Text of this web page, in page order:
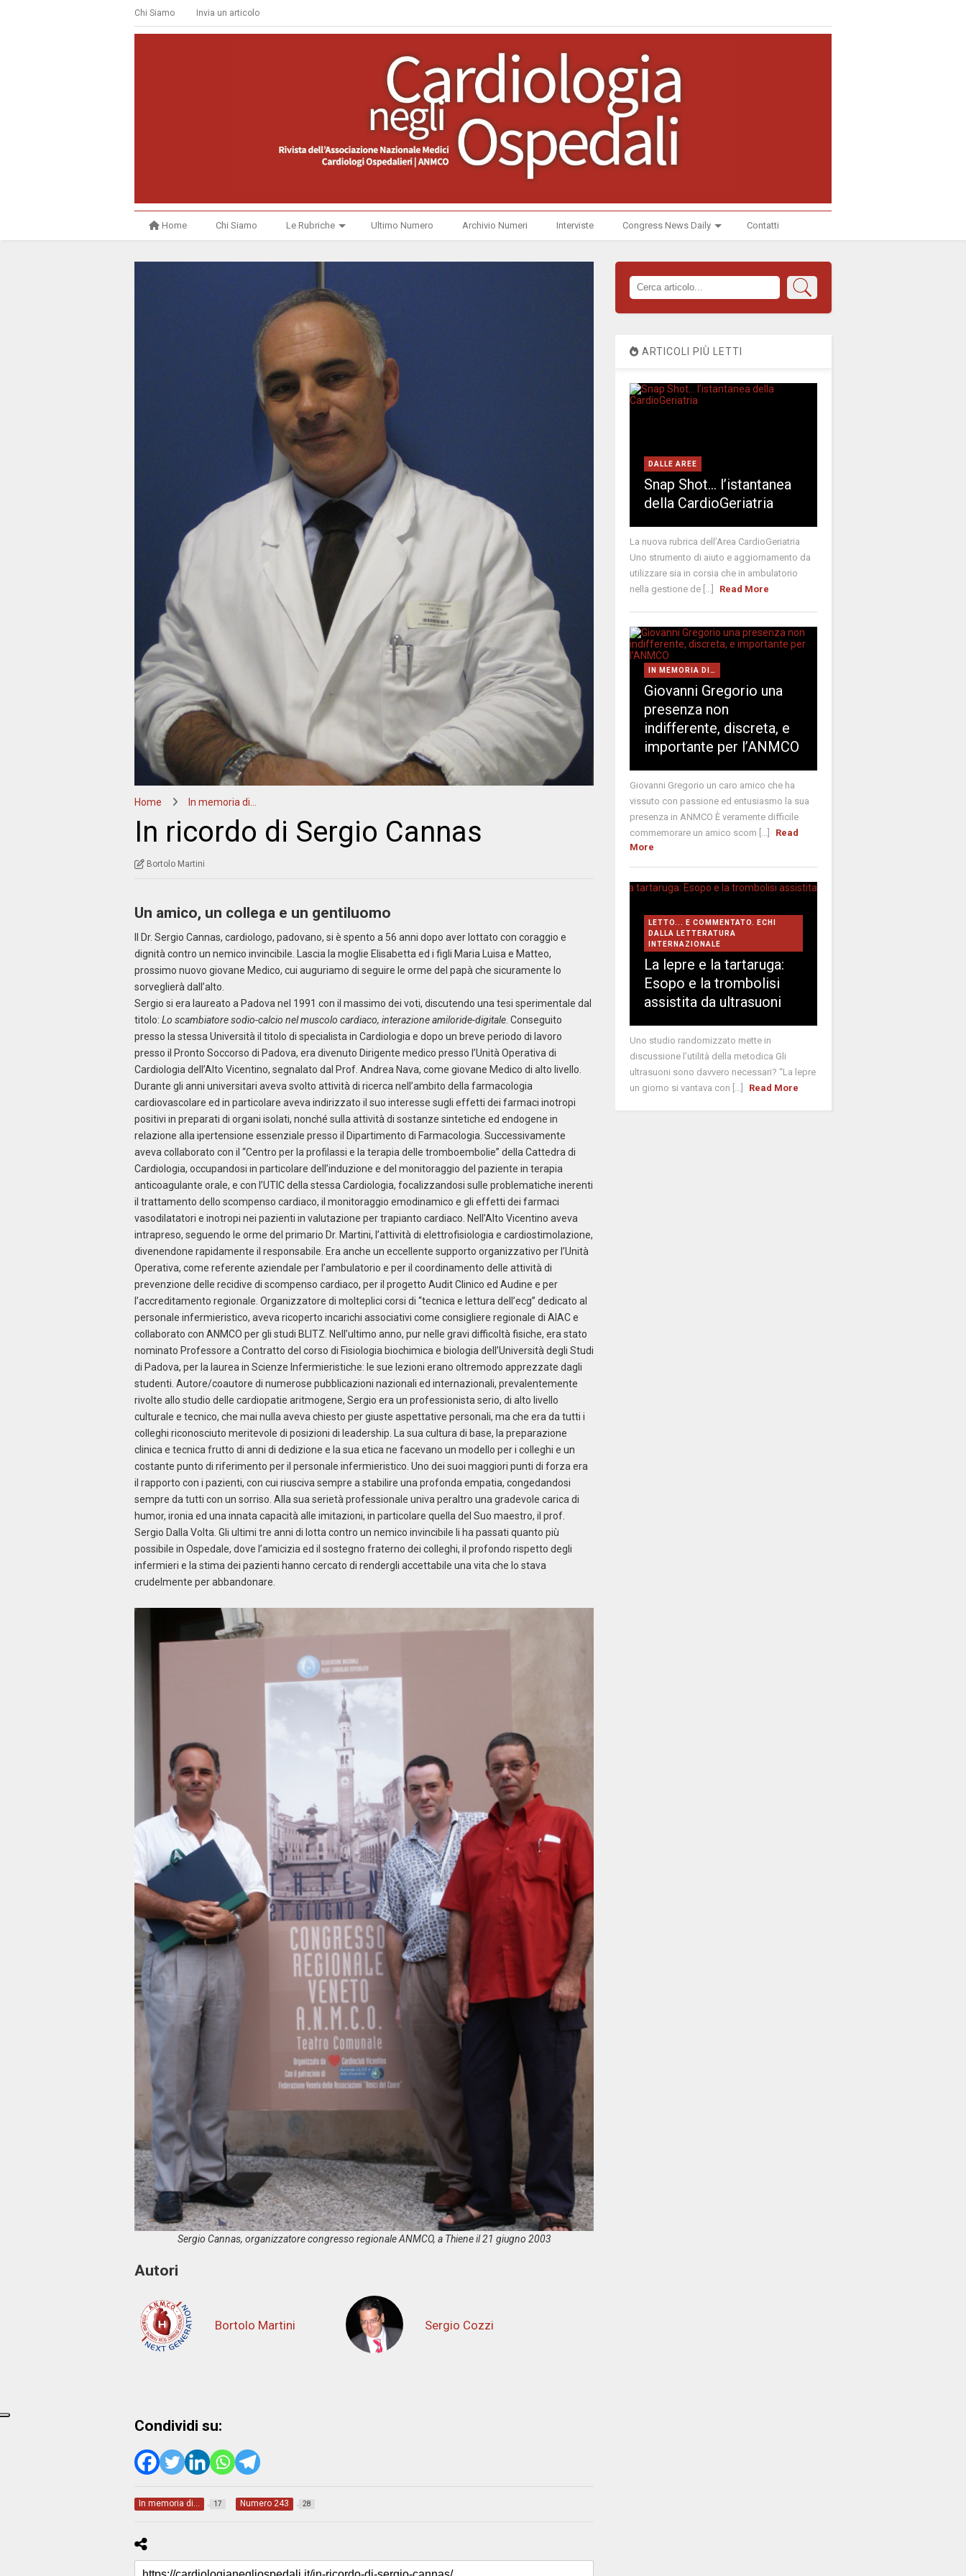
Chi Siamo Invia un articolo
Home Chi Siamo Le Rubriche Ultimo Numero Archivio Numeri Interviste Congress News Daily Contatti
Home In memoria di…
In ricordo di Sergio Cannas
Bortolo Martini
Un amico, un collega e un gentiluomo
Il Dr. Sergio Cannas, cardiologo, padovano, si è spento a 56 anni dopo aver lottato con coraggio e
dignità contro un nemico invincibile. Lascia la moglie Elisabetta ed i figli Maria Luisa e Matteo,
prossimo nuovo giovane Medico, cui auguriamo di seguire le orme del papà che sicuramente lo
sorveglierà dall’alto.
Sergio si era laureato a Padova nel 1991 con il massimo dei voti, discutendo una tesi sperimentale dal
titolo: Lo scambiatore sodio-calcio nel muscolo cardiaco, interazione amiloride-digitale. Conseguito
presso la stessa Università il titolo di specialista in Cardiologia e dopo un breve periodo di lavoro
presso il Pronto Soccorso di Padova, era divenuto Dirigente medico presso l’Unità Operativa di
Cardiologia dell’Alto Vicentino, segnalato dal Prof. Andrea Nava, come giovane Medico di alto livello.
Durante gli anni universitari aveva svolto attività di ricerca nell’ambito della farmacologia
cardiovascolare ed in particolare aveva indirizzato il suo interesse sugli effetti dei farmaci inotropi
positivi in preparati di organi isolati, nonché sulla attività di sostanze sintetiche ed endogene in
relazione alla ipertensione essenziale presso il Dipartimento di Farmacologia. Successivamente
aveva collaborato con il “Centro per la profilassi e la terapia delle tromboembolie” della Cattedra di
Cardiologia, occupandosi in particolare dell’induzione e del monitoraggio del paziente in terapia
anticoagulante orale, e con l’UTIC della stessa Cardiologia, focalizzandosi sulle problematiche inerenti
il trattamento dello scompenso cardiaco, il monitoraggio emodinamico e gli effetti dei farmaci
vasodilatatori e inotropi nei pazienti in valutazione per trapianto cardiaco. Nell’Alto Vicentino aveva
intrapreso, seguendo le orme del primario Dr. Martini, l’attività di elettrofisiologia e cardiostimolazione,
divenendone rapidamente il responsabile. Era anche un eccellente supporto organizzativo per l’Unità
Operativa, come referente aziendale per l’ambulatorio e per il coordinamento delle attività di
prevenzione delle recidive di scompenso cardiaco, per il progetto Audit Clinico ed Audine e per
l’accreditamento regionale. Organizzatore di molteplici corsi di “tecnica e lettura dell’ecg” dedicato al
personale infermieristico, aveva ricoperto incarichi associativi come consigliere regionale di AIAC e
collaborato con ANMCO per gli studi BLITZ. Nell’ultimo anno, pur nelle gravi difficoltà fisiche, era stato
nominato Professore a Contratto del corso di Fisiologia biochimica e biologia dell’Università degli Studi
di Padova, per la laurea in Scienze Infermieristiche: le sue lezioni erano oltremodo apprezzate dagli
studenti. Autore/coautore di numerose pubblicazioni nazionali ed internazionali, prevalentemente
rivolte allo studio delle cardiopatie aritmogene, Sergio era un professionista serio, di alto livello
culturale e tecnico, che mai nulla aveva chiesto per giuste aspettative personali, ma che era da tutti i
colleghi riconosciuto meritevole di posizioni di leadership. La sua cultura di base, la preparazione
clinica e tecnica frutto di anni di dedizione e la sua etica ne facevano un modello per i colleghi e un
costante punto di riferimento per il personale infermieristico. Uno dei suoi maggiori punti di forza era
il rapporto con i pazienti, con cui riusciva sempre a stabilire una profonda empatia, congedandosi
sempre da tutti con un sorriso. Alla sua serietà professionale univa peraltro una gradevole carica di
humor, ironia ed una innata capacità alle imitazioni, in particolare quella del Suo maestro, il prof.
Sergio Dalla Volta. Gli ultimi tre anni di lotta contro un nemico invincibile li ha passati quanto più
possibile in Ospedale, dove l’amicizia ed il sostegno fraterno dei colleghi, il profondo rispetto degli
infermieri e la stima dei pazienti hanno cercato di rendergli accettabile una vita che lo stava
crudelmente per abbandonare.
Sergio Cannas, organizzatore congresso regionale ANMCO, a Thiene il 21 giugno 2003
Autori
Bortolo Martini Sergio Cozzi
Condividi su:
In memoria di… 17 Numero 243 28
ARTICOLI PIÙ LETTI
DALLE AREE
Snap Shot… l’istantanea
della CardioGeriatria
La nuova rubrica dell’Area CardioGeriatria
Uno strumento di aiuto e aggiornamento da
utilizzare sia in corsia che in ambulatorio
nella gestione de [...]
Read More
IN MEMORIA DI…
Giovanni Gregorio una
presenza non
indifferente, discreta, e
importante per l’ANMCO
Giovanni Gregorio un caro amico che ha
vissuto con passione ed entusiasmo la sua
presenza in ANMCO È veramente difficile
commemorare un amico scom [...]
Read
More
LETTO... E COMMENTATO. ECHI
DALLA LETTERATURA
INTERNAZIONALE
La lepre e la tartaruga:
Esopo e la trombolisi
assistita da ultrasuoni
Uno studio randomizzato mette in
discussione l’utilità della metodica Gli
ultrasuoni sono davvero necessari? “La lepre
un giorno si vantava con [...]
Read More